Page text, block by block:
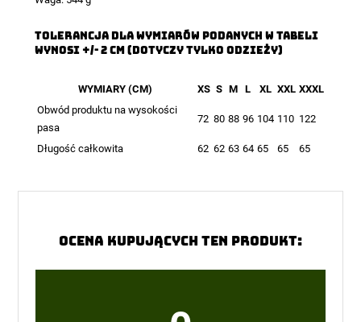
TOLERANCJA DLA WYMIARÓW PODANYCH W TABELI
WYNOSI +/- 2 CM (DOTYCZY TYLKO ODZIEŻY)
WYMIARY (CM) XS S M L XL XXL XXXL
Obwód produktu na wysokości
pasa
72 80 88 96 104 110 122
Długość całkowita 62 62 63 64 65 65 65
Ocena kupujących ten produkt: